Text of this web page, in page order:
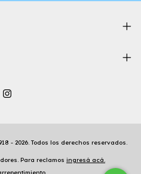
- 2026. Todos los derechos reservados.
Para reclamos ingresá acá.